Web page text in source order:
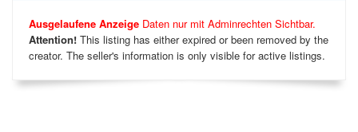
Ausgelaufene Anzeige Daten nur mit Adminrechten Sichtbar.
Attention! This listing has either expired or been removed by the
creator. The seller's information is only visible for active listings.